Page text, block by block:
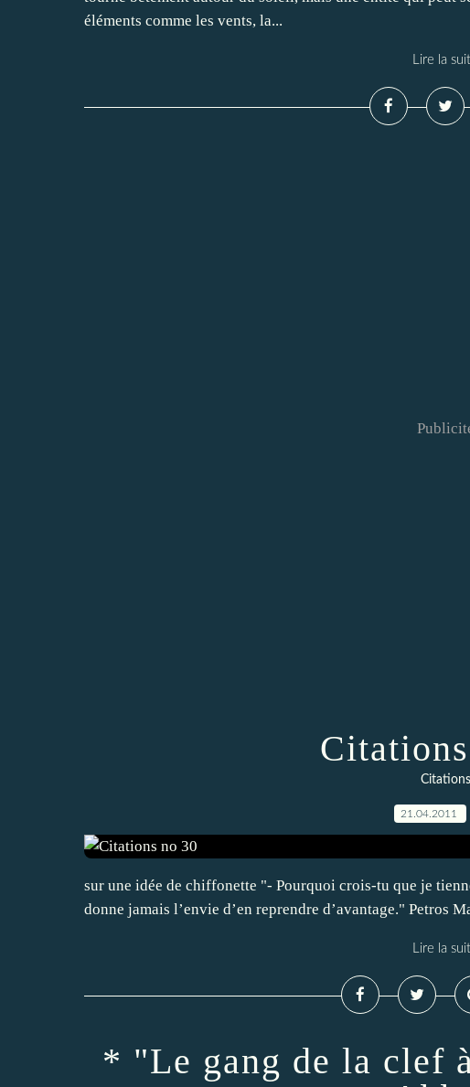
éléments comme les vents, la...
Lire la
Citations
21.04.2011
sur une idée de chiffonette "- Pourquoi crois-tu que je
donne jamais l’envie d’en reprendre d’avantage." Petros
Lire la
* "Le gang de la clef